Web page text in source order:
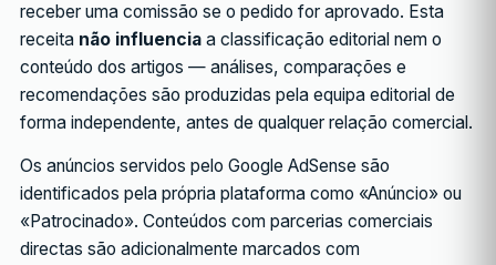
receber uma comissão se o pedido for aprovado. Esta
receita não influencia a classificação editorial nem o
conteúdo dos artigos — análises, comparações e
recomendações são produzidas pela equipa editorial de
forma independente, antes de qualquer relação comercial.
Os anúncios servidos pelo Google AdSense são
identificados pela própria plataforma como «Anúncio» ou
«Patrocinado». Conteúdos com parcerias comerciais
directas são adicionalmente marcados com